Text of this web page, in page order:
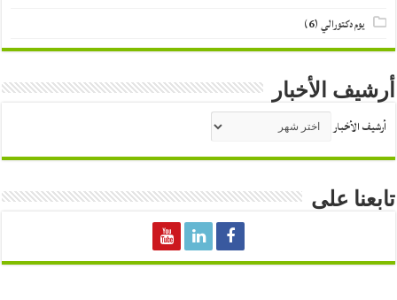
يوم دكتورالي(6)
أرشيف الأخبار
أرشيف الأخبار
تابعنا على